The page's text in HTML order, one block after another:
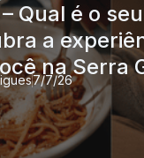
Qual é o
a
na Serra
7/7/26